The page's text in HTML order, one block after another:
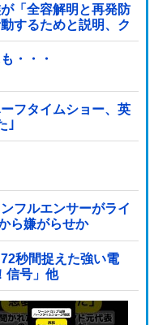
「全容解明と再発防
するためと説明、ク
・・・
フタイムショー、英
｣
フルエンサーがライ
ら嫌がらせか
秒間捉えた強い電
信号」他